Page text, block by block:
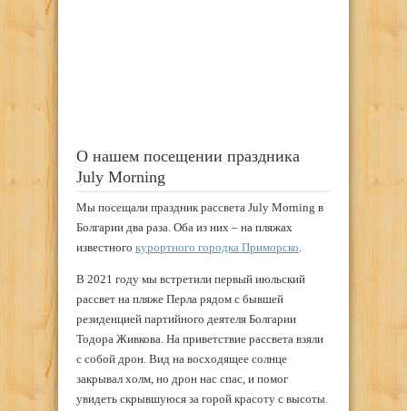
О нашем посещении праздника
July Morning
Мы посещали праздник рассвета July Morning в
Болгарии два раза. Оба из них – на пляжах
известного курортного городка Приморско
В 2021 году мы встретили первый июльский
рассвет на пляже Перла рядом с бывшей
резиденцией партийного деятеля Болгарии
Тодора Живкова. На приветствие рассвета взяли
с собой дрон. Вид на восходящее солнце
закрывал холм, но дрон нас спас, и помог
увидеть скрывшуюся за горой красоту с высоты.